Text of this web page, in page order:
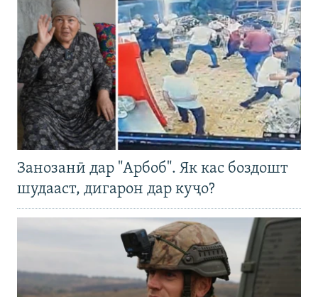
Занозанӣ дар "Арбоб". Як кас боздошт
шудааст, дигарон дар куҷо?